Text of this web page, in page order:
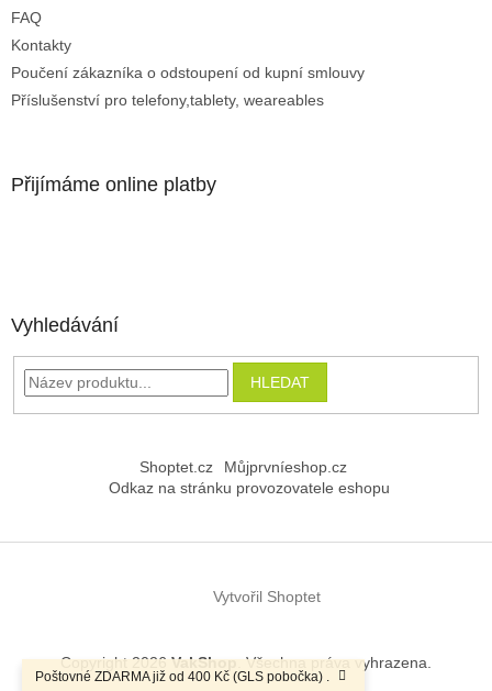
Poštovné ZDARMA již od 400 Kč (GLS pobočka) .
FAQ
Kontakty
Poučení zákazníka o odstoupení od kupní smlouvy
Příslušenství pro telefony,tablety, weareables
Přijímáme online platby
Vyhledávání
HLEDAT
Shoptet.cz
Můjprvníeshop.cz
Odkaz na stránku provozovatele eshopu
Vytvořil Shoptet
Copyright 2026VakShop. Všechna práva vyhrazena.